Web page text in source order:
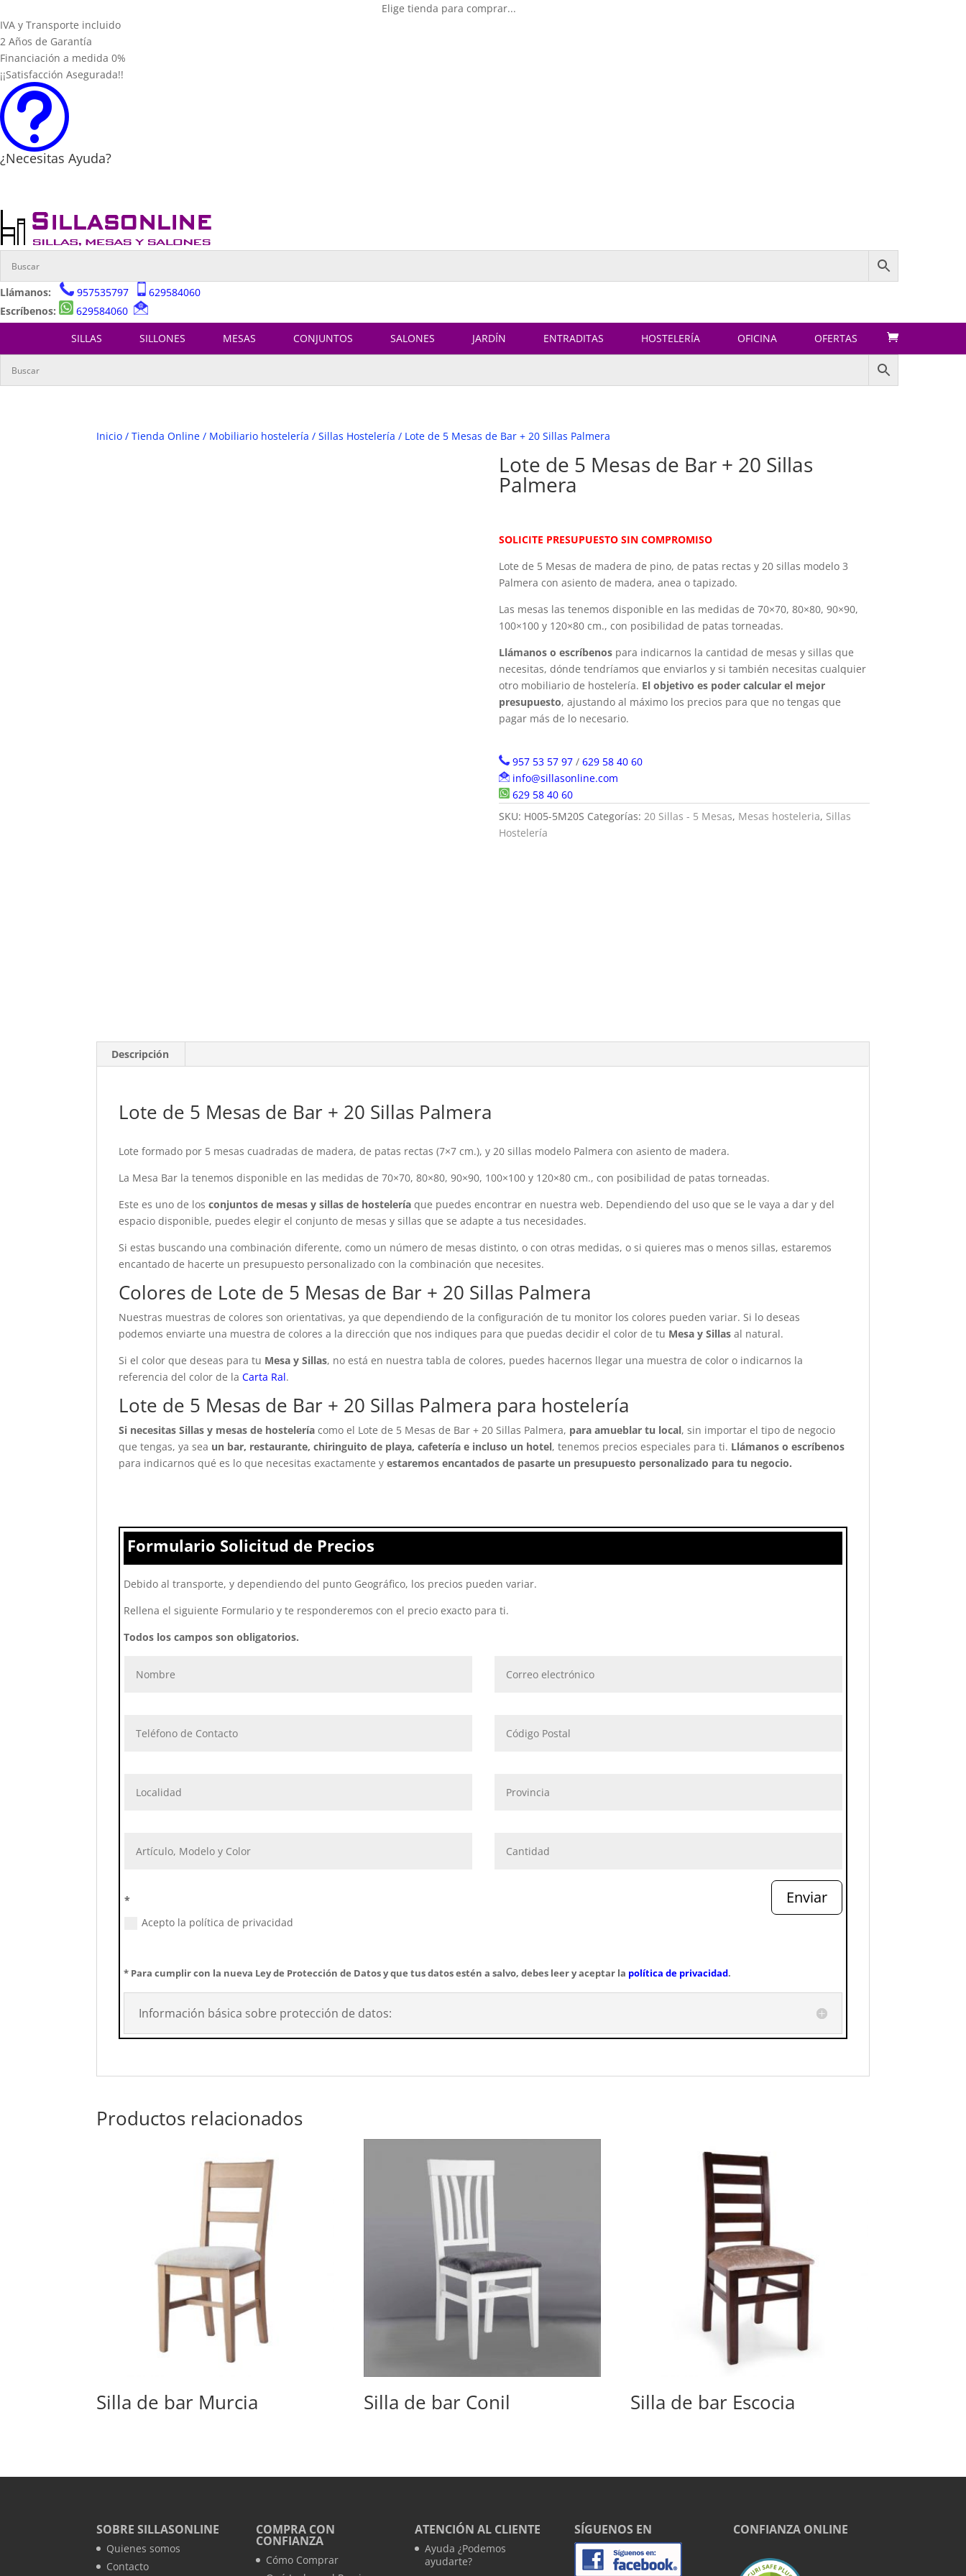
Elige tienda para comprar...
IVA y Transporte incluido
2 Años de Garantía
Financiación a medida 0%
¡¡Satisfacción Asegurada!!
t
¿Necesitas Ayuda?
Llámanos: 957535797
629584060
Escríbenos:
629584060
SILLAS SILLONES MESAS CONJUNTOS SALONES JARDÍN ENTRADITAS HOSTELERÍA OFICINA OFERTAS
Inicio /Tienda Online / Mobiliario hostelería /Sillas Hostelería / Lote de 5 Mesas de Bar + 20 Sillas Palmera
Lote de 5 Mesas de Bar + 20 Sillas
Palmera
SOLICITE PRESUPUESTO SIN COMPROMISO
Lote de 5 Mesas de madera de pino, de patas rectas y 20 sillas modelo 3
Palmera con asiento de madera, anea o tapizado.
Las mesas las tenemos disponible en las medidas de 70×70, 80×80, 90×90,
100×100 y 120×80 cm., con posibilidad de patas torneadas.
Llámanos o escríbenospara indicarnos la cantidad de mesas y sillas que
necesitas, dónde tendríamos que enviarlos y si también necesitas cualquier
otro mobiliario de hostelería. El objetivo es poder calcular el mejor
presupuesto, ajustando al máximo los precios para que no tengas que
pagar más de lo necesario.
957 53 57 97/ 629 58 40 60
info@sillasonline.com
629 58 40 60
SKU: H005-5M20S Categorías: 20 Sillas - 5 Mesas, Mesas hosteleria, Sillas
Hostelería
Descripción
Lote de 5 Mesas de Bar + 20 Sillas Palmera
Lote formado por 5 mesas cuadradas de madera, de patas rectas (7×7 cm.), y 20 sillas modelo Palmera con asiento de madera.
La Mesa Bar la tenemos disponible en las medidas de 70×70, 80×80, 90×90, 100×100 y 120×80 cm., con posibilidad de patas torneadas.
Este es uno de losconjuntos de mesas y sillas de hostelería que puedes encontrar en nuestra web. Dependiendo del uso que se le vaya a dar y del
espacio disponible, puedes elegir el conjunto de mesas y sillas que se adapte a tus necesidades.
Si estas buscando una combinación diferente, como un número de mesas distinto, o con otras medidas, o si quieres mas o menos sillas, estaremos
encantado de hacerte un presupuesto personalizado con la combinación que necesites.
Colores de Lote de 5 Mesas de Bar + 20 Sillas Palmera
Nuestras muestras de colores son orientativas, ya que dependiendo de la configuración de tu monitor los colores pueden variar. Si lo deseas
podemos enviarte una muestra de colores a la dirección que nos indiques para que puedas decidir el color de tu Mesa y Sillas al natural.
Si el color que deseas para tu Mesa y Sillas, no está en nuestra tabla de colores, puedes hacernos llegar una muestra de color o indicarnos la
referencia del color de laCarta Ral.
Lote de 5 Mesas de Bar + 20 Sillas Palmera para hostelería
Si necesitas Sillas y mesas de hosteleríacomo el Lote de 5 Mesas de Bar + 20 Sillas Palmera, para amueblar tu local, sin importar el tipo de negocio
que tengas, ya sea un bar, restaurante, chiringuito de playa, cafetería e incluso un hotel, tenemos precios especiales para ti. Llámanos o escríbenos
para indicarnos qué es lo que necesitas exactamente yestaremos encantados de pasarte un presupuesto personalizado para tu negocio.
Formulario Solicitud de Precios
Debido al transporte, y dependiendo del punto Geográfico, los precios pueden variar.
Rellena el siguiente Formulario y te responderemos con el precio exacto para ti.
Todos los campos son obligatorios.
*
Acepto la política de privacidad
Enviar
* Para cumplir con la nueva Ley de Protección de Datos y que tus datos estén a salvo, debes leer y aceptar la política de privacidad.
Información básica sobre protección de datos:
Productos relacionados
Silla de bar Murcia Silla de bar Conil Silla de bar Escocia
SOBRE SILLASONLINE
Quienes somos
Contacto
COMPRA CON
CONFIANZA
Cómo Comprar
ATENCIÓN AL CLIENTE
Ayuda ¿Podemos
ayudarte?
SÍGUENOS EN CONFIANZA ONLINE